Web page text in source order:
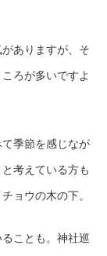
ありますが、そ
ろが多いですよ
季節を感じなが
考えている方も
ョウの木の下。
ことも。神社巡